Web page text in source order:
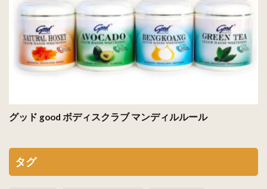
グッド good ボディスクラブ マンディルルール
タグ